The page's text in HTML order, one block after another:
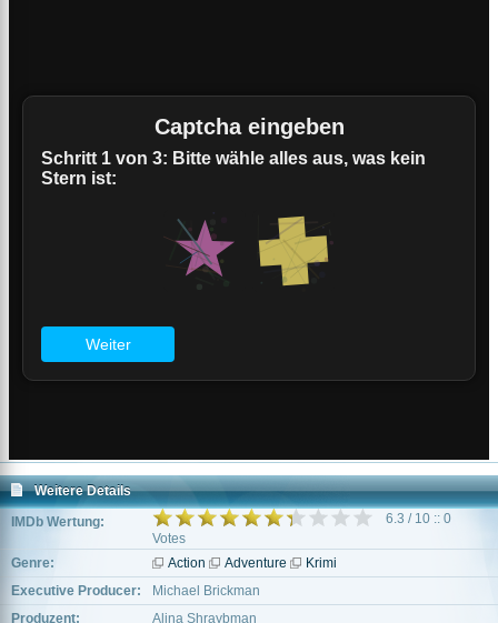
Weitere Details
IMDb Wertung:
6.3 / 10 :: 0
Votes
Genre:
Action Adventure
Krimi
Executive Producer:
Michael Brickman
Produzent:
Alina Shraybman